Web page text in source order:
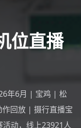
位直播
年6月 | 宝鸡 | 松
回放 | 摄行直播宝
动，线上23921人